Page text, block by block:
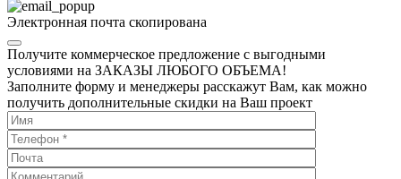
Электронная почта скопирована
Получите коммерческое предложение с выгодными
условиями на ЗАКАЗЫ ЛЮБОГО ОБЪЕМА!
Заполните форму и менеджеры расскажут Вам, как можно
получить дополнительные скидки на Ваш проект